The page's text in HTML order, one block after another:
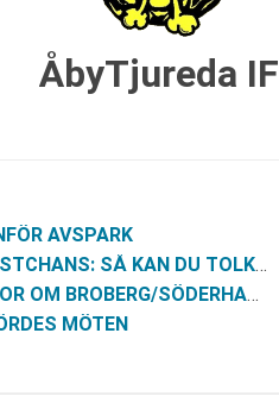
ÅbyTjureda IF
AVSPARK
SÅ KAN DU TOLKA MARKNADEN
SÖDERHAMN VS ÅBYTJUREDA IF
MÖTEN